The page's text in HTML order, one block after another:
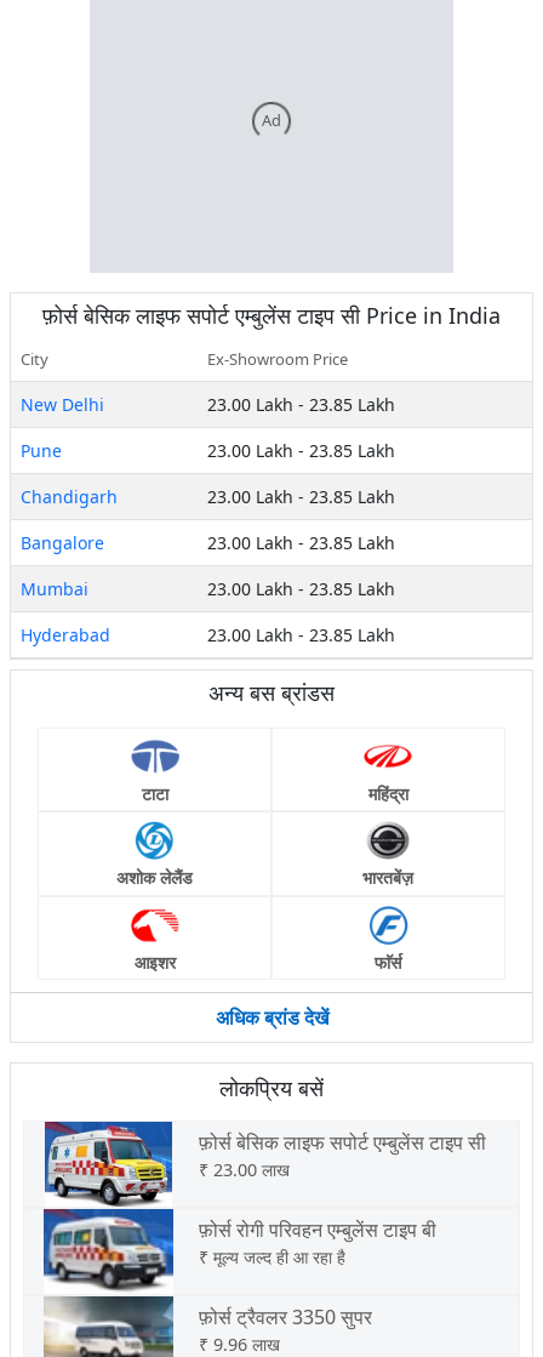
Ad
फ़ोर्स बेसिक लाइफ सपोर्ट एम्बुलेंस टाइप सीPrice in India
City Ex-Showroom Price
New Delhi 23.00 Lakh - 23.85 Lakh
Pune
23.00 Lakh - 23.85 Lakh
Chandigarh
23.00 Lakh - 23.85 Lakh
Bangalore
23.00 Lakh - 23.85 Lakh
Mumbai
23.00 Lakh - 23.85 Lakh
Hyderabad
23.00 Lakh - 23.85 Lakh
अन्य बस ब्रांडस
टाटा महिंद्रा
अशोक लेलैंड भारतबेंज़
आइशर फाॅर्स
अधिक ब्रांड देखें
लोकप्रिय बसें
फ़ोर्स बेसिक लाइफ सपोर्ट एम्बुलेंस टाइप सी
₹ 23.00 लाख
फ़ोर्स रोगी परिवहन एम्बुलेंस टाइप बी
₹ मूल्य जल्द ही आ रहा है
फ़ोर्स ट्रैवलर 3350 सुपर
₹ 9.96 लाख